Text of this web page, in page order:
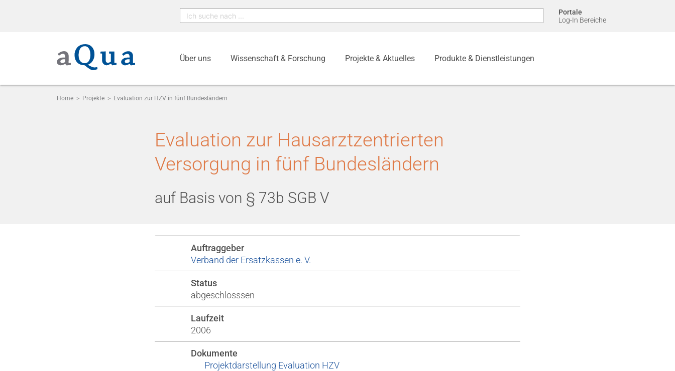
Portale
Log-In Bereiche
Über uns Wissenschaft & Forschung Projekte & Aktuelles Produkte & Dienstleistungen
Home > Projekte > Evaluation zur HZV in fünf Bundesländern
Evaluation zur Hausarztzentrierten
Versorgung in fünf Bundesländern
auf Basis von § 73b SGB V
Auftraggeber
Verband der Ersatzkassen e. V.
Status
abgeschlosssen
Laufzeit
2006
Dokumente
Projektdarstellung Evaluation HZV